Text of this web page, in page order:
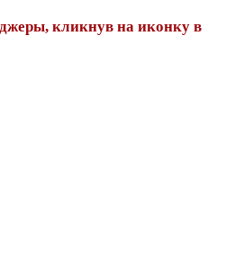
кликнув на иконку в